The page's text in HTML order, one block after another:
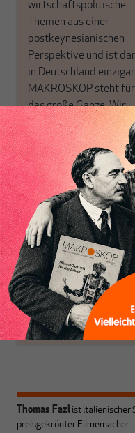
Inhaltsverzeichnis
wirtschaftspolitische
Themen aus einer
postkeynesianischen
Perspektive und ist
in Deutschland
MAKROSKOP steht für
das große Ganze. Wir
haben einen Blick auf
Geld, Wirtschaft und
Politik, den Sie so
woanders nicht finden.
Dabei leben wir von
unseren Autoren, ihren
Recherchen, ihrem
und ihrem
Gemeinsam scheren wir
aus den schmaler
werdenden Leitplanken
des Denkens aus.
Thomas Fazi ist italienischer
preisgekrönter Filmemacher.